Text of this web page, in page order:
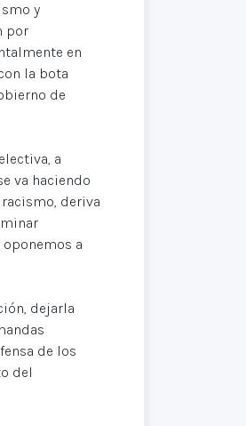
y
por
en
la bota
de
a
va haciendo
deriva
a
dejarla
de los
del